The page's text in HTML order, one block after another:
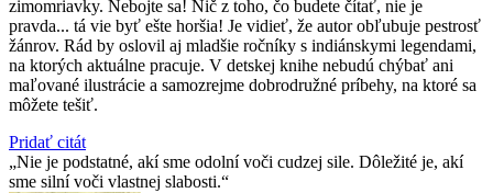
zimomriavky. Nebojte sa! Nič z toho, čo budete čítať, nie je
pravda... tá vie byť ešte horšia! Je vidieť, že autor obľubuje pestrosť
žánrov. Rád by oslovil aj mladšie ročníky s indiánskymi legendami,
na ktorých aktuálne pracuje. V detskej knihe nebudú chýbať ani
maľované ilustrácie a samozrejme dobrodružné príbehy, na ktoré sa
môžete tešiť.
Pridať citát
Nie je podstatné, akí sme odolní voči cudzej sile. Dôležité je, akí
sme silní voči vlastnej slabosti.